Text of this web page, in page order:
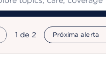
mostrando
1 de 2 Próxima alerta